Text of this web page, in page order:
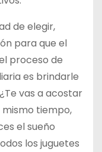
de elegir,
para que el
proceso de
es brindarle
vas a acostar
mismo tiempo,
el sueño
los juguetes